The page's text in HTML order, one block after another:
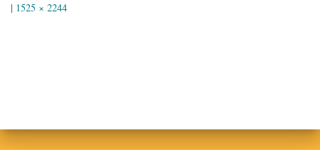
| 1525 × 2244